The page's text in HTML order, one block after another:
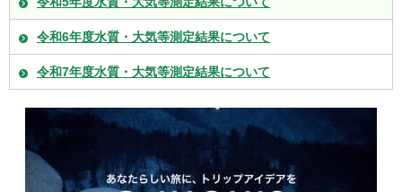
令和6年度水質・大気等測定結果について
令和7年度水質・大気等測定結果について